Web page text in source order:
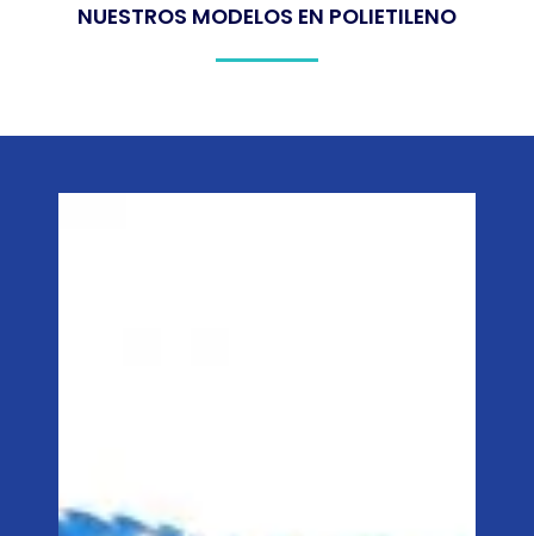
NUESTROS MODELOS EN POLIETILENO